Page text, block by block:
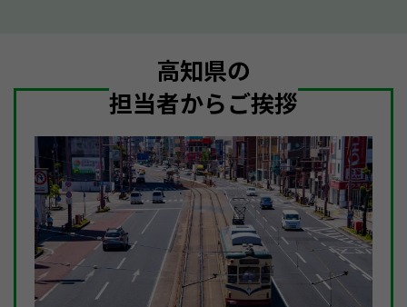
高知県の
担当者からご挨拶